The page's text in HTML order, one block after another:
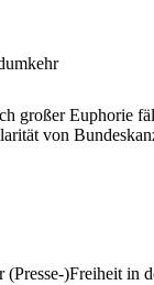
großer Euphorie
von
(Presse-)Freiheit in